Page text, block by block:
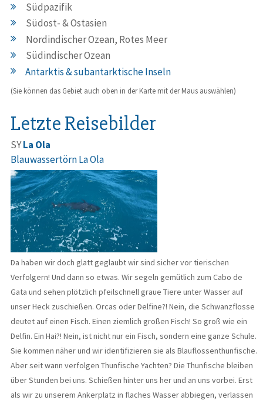
Südpazifik
Südost- & Ostasien
Nordindischer Ozean, Rotes Meer
Südindischer Ozean
Antarktis & subantarktische Inseln
(Sie können das Gebiet auch oben in der Karte mit der Maus auswählen)
Letzte Reisebilder
SYLa Ola
Blauwassertörn La Ola
Da haben wir doch glatt geglaubt wir sind sicher vor tierischen
Verfolgern! Und dann so etwas. Wir segeln gemütlich zum Cabo de
Gata und sehen plötzlich pfeilschnell graue Tiere unter Wasser auf
unser Heck zuschießen. Orcas oder Delfine?! Nein, die Schwanzflosse
deutet auf einen Fisch. Einen ziemlich großen Fisch! So groß wie ein
Delfin. Ein Hai?! Nein, ist nicht nur ein Fisch, sondern eine ganze Schule.
Sie kommen näher und wir identifizieren sie als Blauflossenthunfische.
Aber seit wann verfolgen Thunfische Yachten? Die Thunfische bleiben
über Stunden bei uns. Schießen hinter uns her und an uns vorbei. Erst
als wir zu unserem Ankerplatz in flaches Wasser abbiegen, verlassen